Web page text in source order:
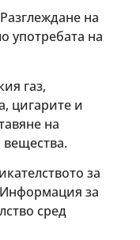
на
употребата на
газ,
цигарите и
на
вещества.
за
за
сред